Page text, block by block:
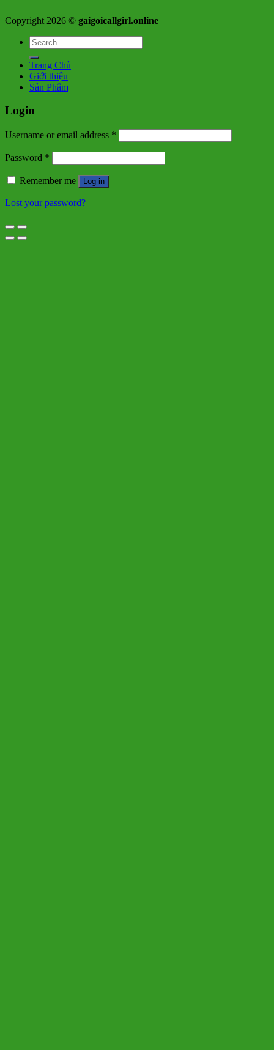
Copyright 2026 © gaigoicallgirl.online
Search
for:
Trang Chủ
Giới thiệu
Sản Phẩm
Login
Username or email address *
Password *
Remember me Log in
Lost your password?